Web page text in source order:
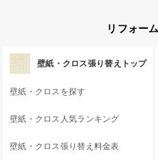
リフォー
壁紙・クロス張り替えトップ
壁紙・クロスを探す
壁紙・クロス人気ランキング
壁紙・クロス張り替え料金表